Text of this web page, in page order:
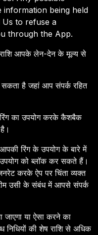
being held
Us to refuse a
through the App.
आपके लेन-देन के मूल्य से
सकता है जहां आप संपर्क रहित
रिंग का उपयोग करके कैशबैक
रिंग के उपयोग के बारे में
को ब्लॉक कर सकते हैं।
करके ऐप पर चिंता व्यक्त
उसी के संबंध में आपसे संपर्क
जाएगा या ऐसा करने का
निधियों की शेष राशि से अधिक